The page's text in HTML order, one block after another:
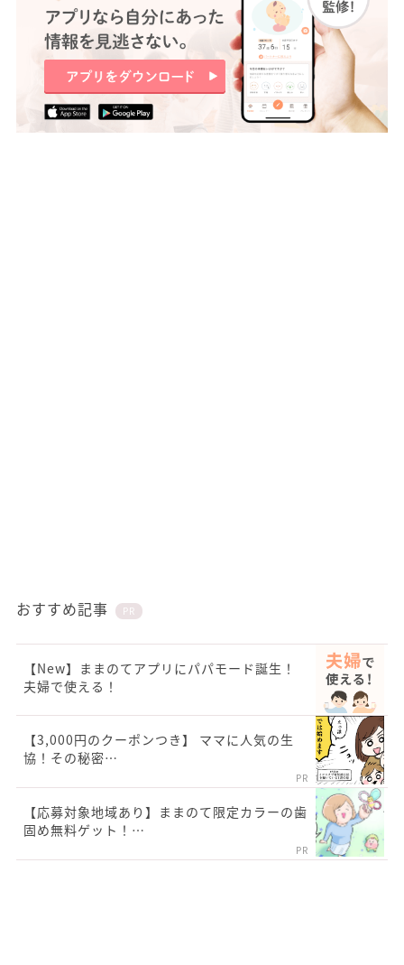
おすすめ記事 PR
【New】ままのてアプリにパパモード誕生！
夫婦で使える！
【3,000円のクーポンつき】 ママに人気の生
協！その秘密…
PR
【応募対象地域あり】ままのて限定カラーの歯
固め無料ゲット！…
PR